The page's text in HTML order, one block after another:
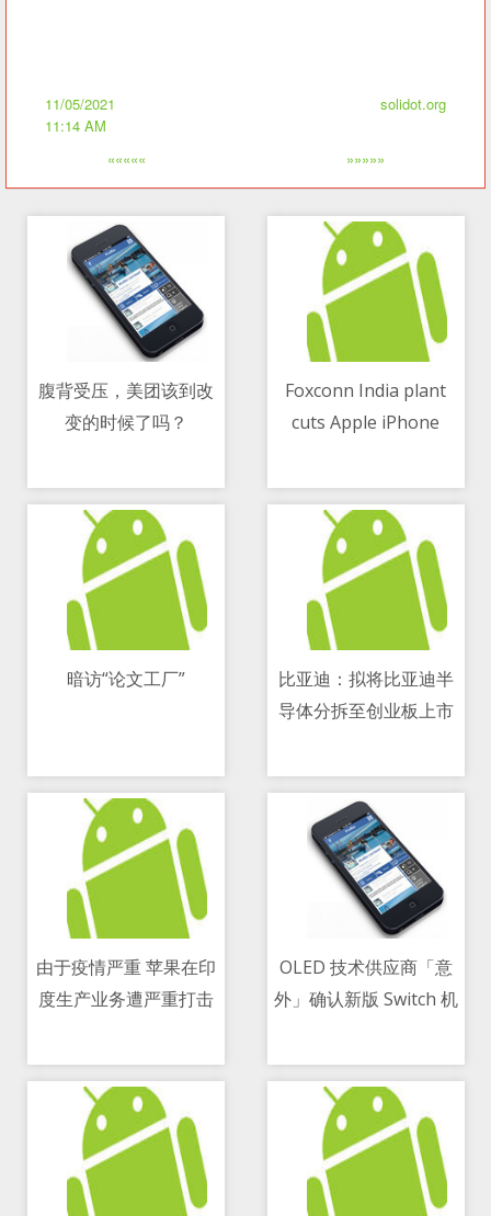
11/05/2021
11:14 AM
solidot.org
««««« »»»»»
腹背受压，美团该到改
变的时候了吗？
Foxconn India plant
cuts Apple iPhone
percent
暗访“论文工厂”
比亚迪：拟将比亚迪半
导体分拆至创业板上市
由于疫情严重 苹果在印
度生产业务遭严重打击
OLED 技术供应商「意
外」确认新版 Switch 机